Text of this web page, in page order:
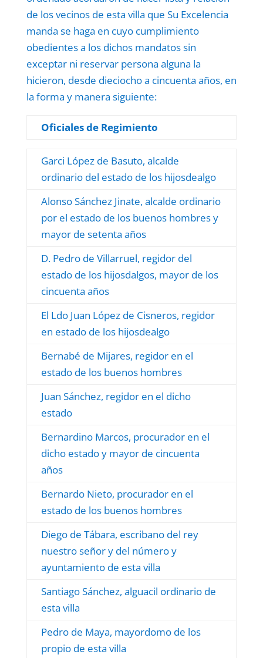
de los vecinos de esta villa que Su Excelencia
manda se haga en cuyo cumplimiento
obedientes a los dichos mandatos sin
exceptar ni reservar persona alguna la
hicieron, desde dieciocho a cincuenta años, en
la forma y manera siguiente:
Oficiales de Regimiento
Garci López de Basuto, alcalde
ordinario del estado de los hijosdealgo
Alonso Sánchez Jinate, alcalde ordinario
por el estado de los buenos hombres y
mayor de setenta años
D. Pedro de Villarruel, regidor del
estado de los hijosdalgos, mayor de los
cincuenta años
El Ldo Juan López de Cisneros, regidor
en estado de los hijosdealgo
Bernabé de Mijares, regidor en el
estado de los buenos hombres
Juan Sánchez, regidor en el dicho
estado
Bernardino Marcos, procurador en el
dicho estado y mayor de cincuenta
años
Bernardo Nieto, procurador en el
estado de los buenos hombres
Diego de Tábara, escribano del rey
nuestro señor y del número y
ayuntamiento de esta villa
Santiago Sánchez, alguacil ordinario de
esta villa
Pedro de Maya, mayordomo de los
propio de esta villa